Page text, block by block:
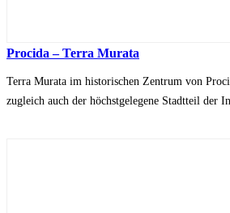
Procida – Terra Murata
Terra Murata im historischen Zentrum von
zugleich auch der höchstgelegene Stadtteil der